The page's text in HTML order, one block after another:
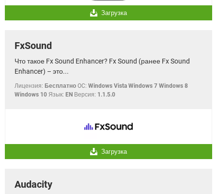
Загрузка
FxSound
Что такое Fx Sound Enhancer? Fx Sound (ранее Fx Sound
Enhancer) – это...
Лицензия: Бесплатно OC: Windows Vista Windows 7 Windows 8
Windows 10 Язык: EN Версия: 1.1.5.0
Загрузка
Audacity